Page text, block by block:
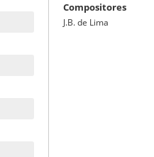
Compositores
J.B. de Lima